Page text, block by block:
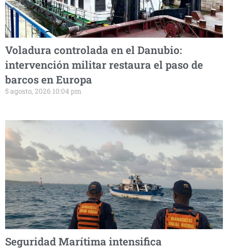
Voladura controlada en el Danubio:
intervención militar restaura el paso de
barcos en Europa
5 agosto, 2026 10:04 pm
Seguridad Marítima intensifica